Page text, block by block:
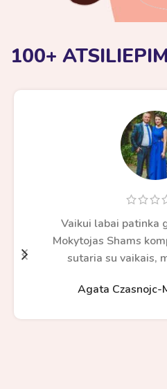
100+
Vaikui labai patinka
Mokytojas Shams
sutaria su vaikais,
Agata Czasnojc-